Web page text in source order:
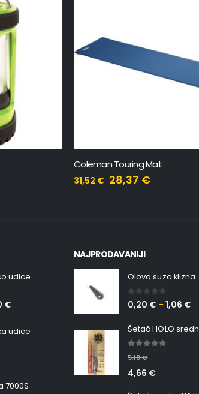
Coleman Touring Mat
31,52€ 28,37 €
udice
€
udice
7000S
NAJPRODAVANIJI
Olovo suza klizna
0 out of 5
0,20 € –1,06 €
5,18€
4,66 €